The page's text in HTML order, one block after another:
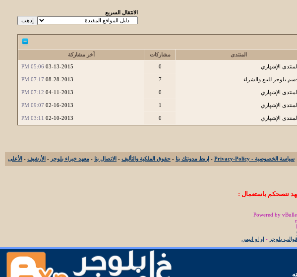
الانتقال السريع
المنتدى مشاركات
آخر مشاركة
الإشهاري 0
03-13-2015
05:06 PM
بلوجر للبيع والشراء 7
08-28-2013
07:17 PM
الإشهاري 0
04-11-2013
07:12 PM
الإشهاري 1
02-16-2013
09:07 PM
الإشهاري 0
02-10-2013
03:11 PM
سياسة الخصوصية - Privacy-Policy - اربط مدونتك بنا - حقوق الملكية والتأليف - الاتصال بنا - معهد خبراء بلوجر - الأرشيف - الأعلى
ننصحكم باستعمال :
Powered by
قوالب بلوجر - او او انيمي